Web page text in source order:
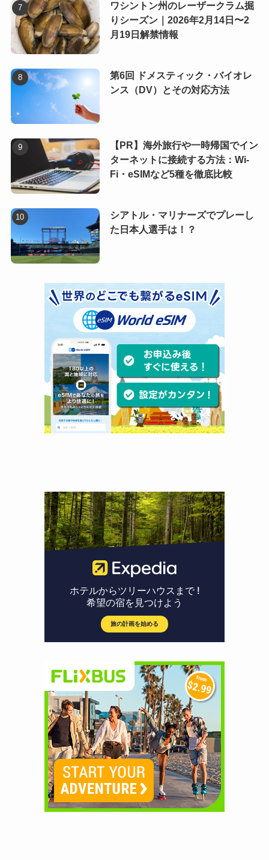
ワシントン州のレーザークラム掘
りシーズン｜2026年2月14日〜2
月19日解禁情報
第6回 ドメスティック・バイオレ
ンス（DV）とその対応方法
【PR】海外旅行や一時帰国でイン
ターネットに接続する方法：Wi-
Fi・eSIMなど5種を徹底比較
シアトル・マリナーズでプレーし
た日本人選手は！？